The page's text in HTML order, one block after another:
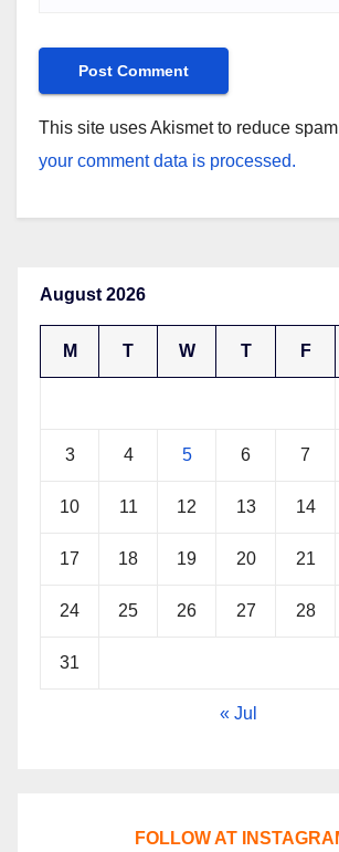
This site uses Akismet to reduce
your comment data is processed.
August 2026
M T W T F
3 4 5 6 7
10 11 12 13 14
17 18 19 20 21
24 25 26 27 28
31
« Jul
FOLLOW AT